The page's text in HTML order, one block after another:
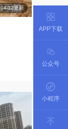
04-12更新
APP下载
公众号
小程序